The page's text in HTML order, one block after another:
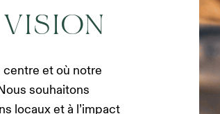
centre et où notre
souhaitons
locaux et à l’impact